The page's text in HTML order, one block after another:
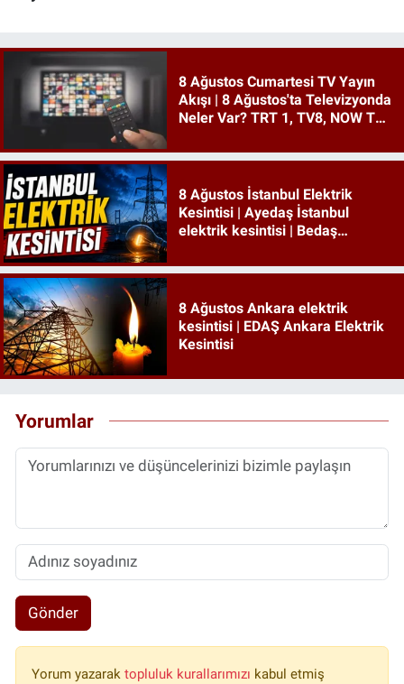
8 Ağustos Cumartesi TV Yayın
Akışı | 8 Ağustos'ta Televizyonda
Neler Var? TRT 1, TV8, NOW TV,
8 Ağustos İstanbul Elektrik
Kesintisi | Ayedaş İstanbul
elektrik kesintisi | Bedaş
8 Ağustos Ankara elektrik
kesintisi | EDAŞ Ankara Elektrik
Kesintisi
Yorumlar
Gönder
Yorum yazarak topluluk kurallarımızı kabul etmiş